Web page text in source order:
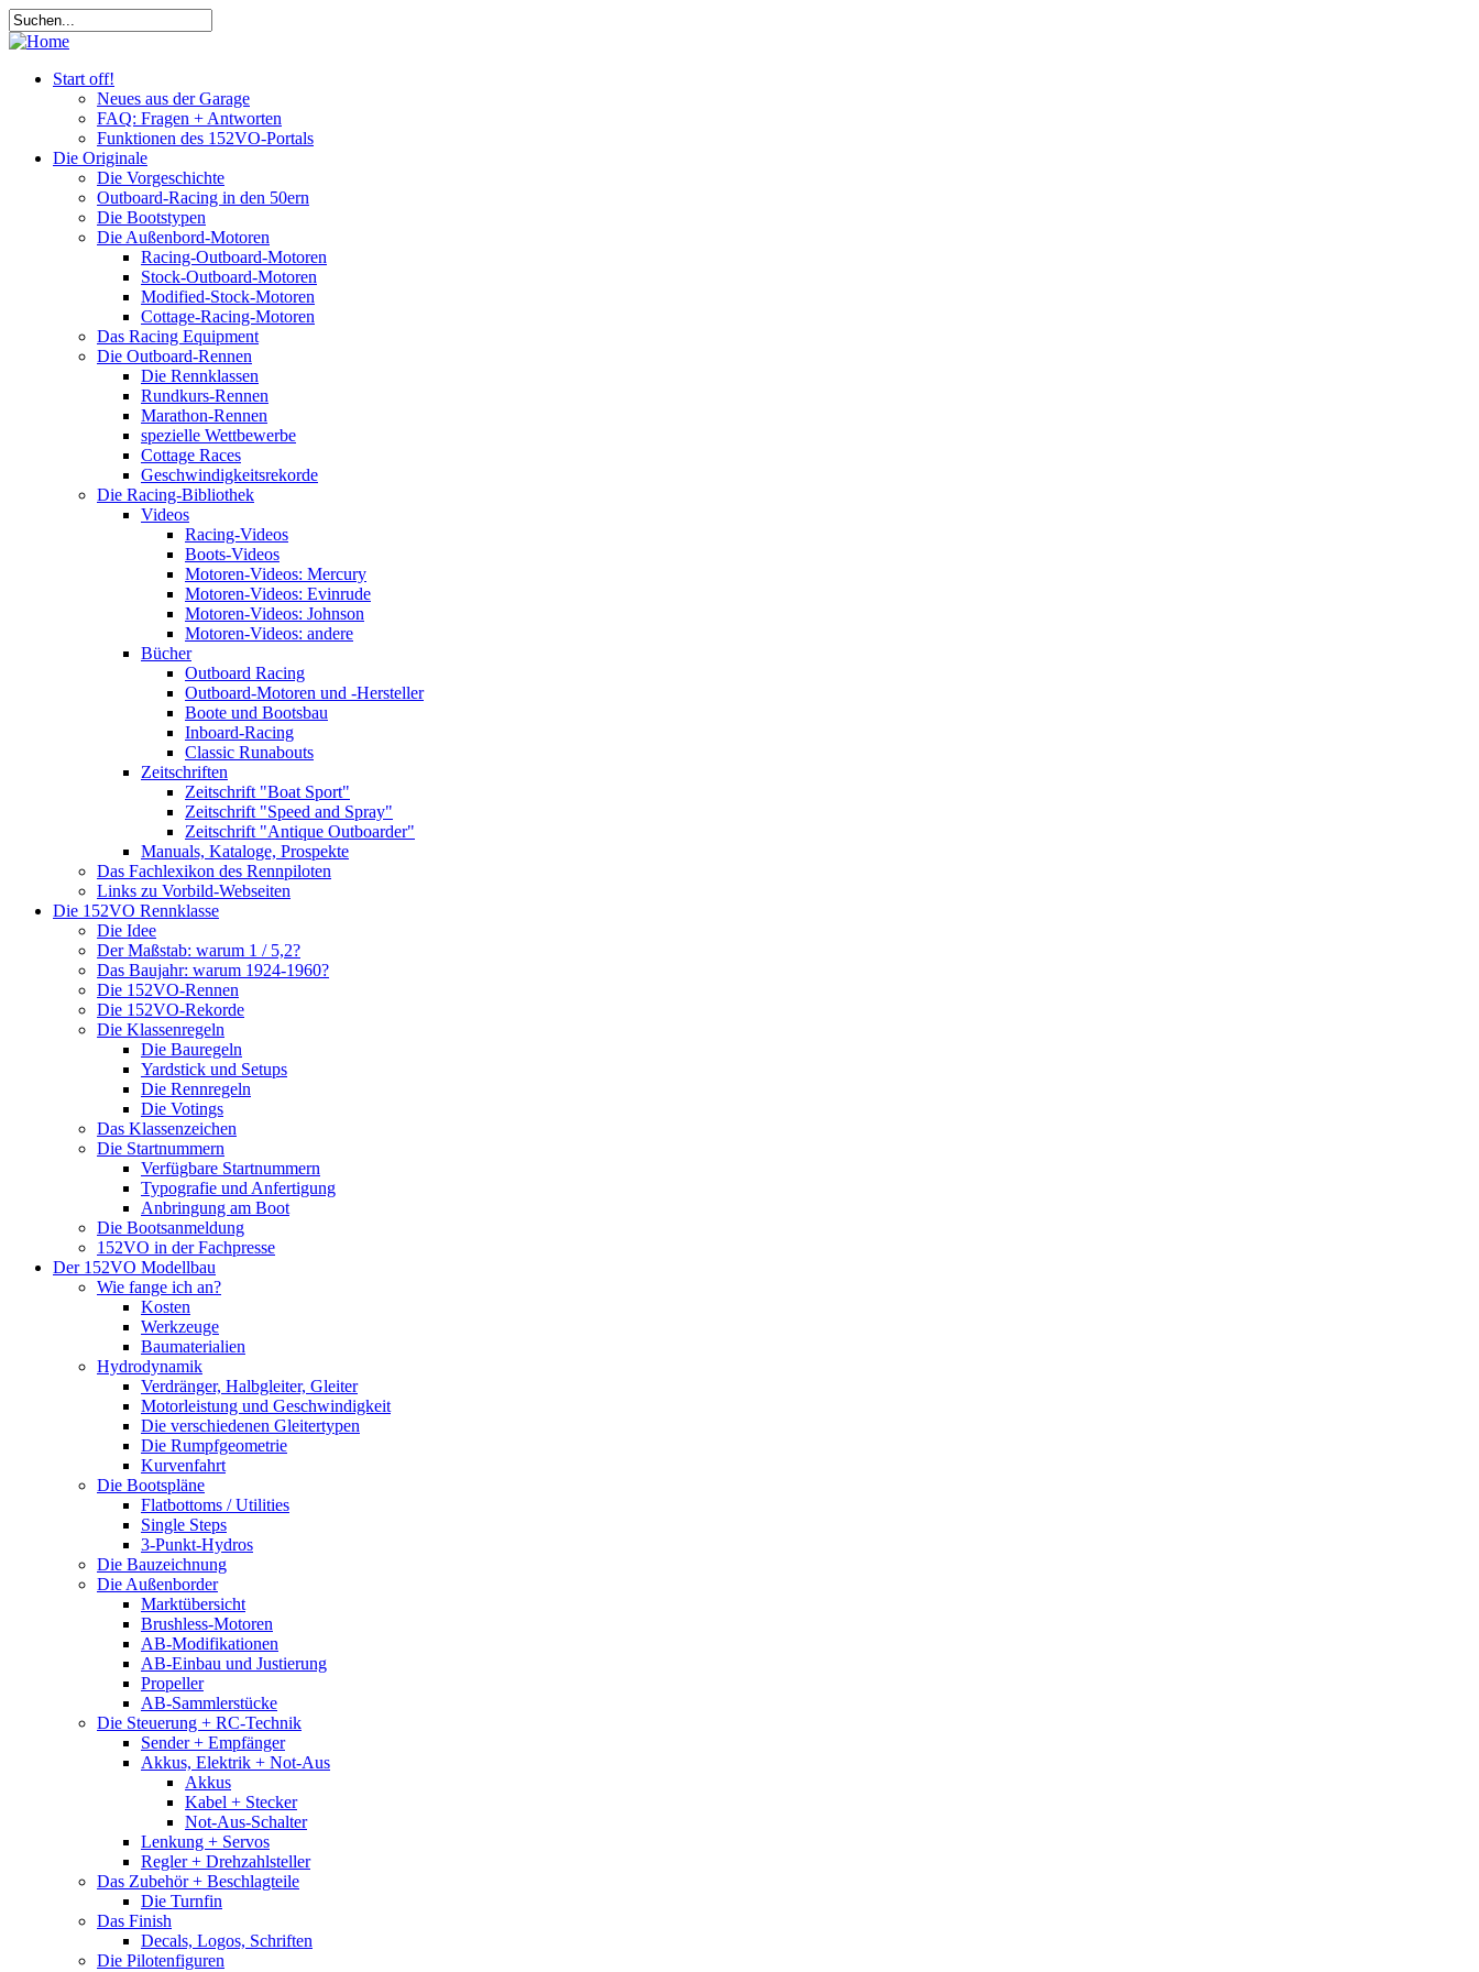
Start off!
Neues aus der Garage
FAQ: Fragen + Antworten
Funktionen des 152VO-Portals
Die Originale
Die Vorgeschichte
Outboard-Racing in den 50ern
Die Bootstypen
Die Außenbord-Motoren
Racing-Outboard-Motoren
Stock-Outboard-Motoren
Modified-Stock-Motoren
Cottage-Racing-Motoren
Das Racing Equipment
Die Outboard-Rennen
Die Rennklassen
Rundkurs-Rennen
Marathon-Rennen
spezielle Wettbewerbe
Cottage Races
Geschwindigkeitsrekorde
Die Racing-Bibliothek
Videos
Racing-Videos
Boots-Videos
Motoren-Videos: Mercury
Motoren-Videos: Evinrude
Motoren-Videos: Johnson
Motoren-Videos: andere
Bücher
Outboard Racing
Outboard-Motoren und -Hersteller
Boote und Bootsbau
Inboard-Racing
Classic Runabouts
Zeitschriften
Zeitschrift "Boat Sport"
Zeitschrift "Speed and Spray"
Zeitschrift "Antique Outboarder"
Manuals, Kataloge, Prospekte
Das Fachlexikon des Rennpiloten
Links zu Vorbild-Webseiten
Die 152VO Rennklasse
Die Idee
Der Maßstab: warum 1 / 5,2?
Das Baujahr: warum 1924-1960?
Die 152VO-Rennen
Die 152VO-Rekorde
Die Klassenregeln
Die Bauregeln
Yardstick und Setups
Die Rennregeln
Die Votings
Das Klassenzeichen
Die Startnummern
Verfügbare Startnummern
Typografie und Anfertigung
Anbringung am Boot
Die Bootsanmeldung
152VO in der Fachpresse
Der 152VO Modellbau
Wie fange ich an?
Kosten
Werkzeuge
Baumaterialien
Hydrodynamik
Verdränger, Halbgleiter, Gleiter
Motorleistung und Geschwindigkeit
Die verschiedenen Gleitertypen
Die Rumpfgeometrie
Kurvenfahrt
Die Bootspläne
Flatbottoms / Utilities
Single Steps
3-Punkt-Hydros
Die Bauzeichnung
Die Außenborder
Marktübersicht
Brushless-Motoren
AB-Modifikationen
AB-Einbau und Justierung
Propeller
AB-Sammlerstücke
Die Steuerung + RC-Technik
Sender + Empfänger
Akkus, Elektrik + Not-Aus
Akkus
Kabel + Stecker
Not-Aus-Schalter
Lenkung + Servos
Regler + Drehzahlsteller
Das Zubehör + Beschlagteile
Die Turnfin
Das Finish
Decals, Logos, Schriften
Die Pilotenfiguren